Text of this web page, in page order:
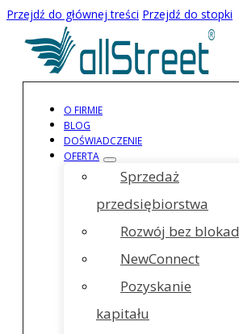
Przejdź do głównej treści Przejdź do stopki
O FIRMIE
BLOG
DOŚWIADCZENIE
OFERTA
Sprzedaż
przedsiębiorstwa
Rozwój bez blokad
NewConnect
Pozyskanie
kapitału